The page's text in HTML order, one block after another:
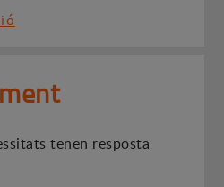
tenen resposta